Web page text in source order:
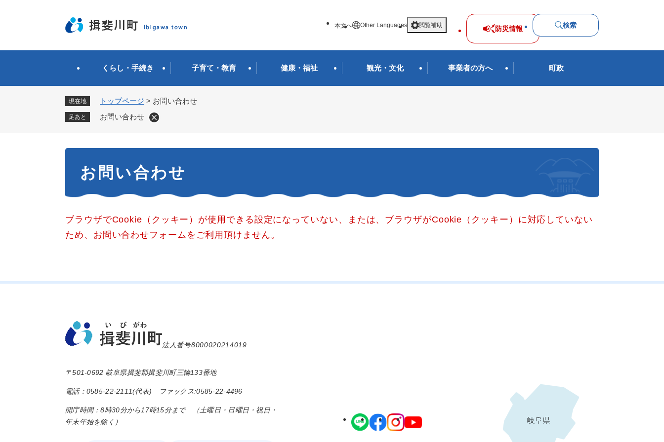
先
す
本文へ Other Languages 閲覧補助 防災情報 検索
くらし・手続き 子育て・教育 健康・福祉 観光・文化 事業者の方へ 町政
現在地 トップページ > お問い合わせ
足あと お問い合わせ
お問い合わせ
ブラウザでCookie（クッキー）が使用できる設定になっていない、または、ブラウザがCookie（クッキー）に対応していない
ため、お問い合わせフォームをご利用頂けません。
法人番号8000020214019
〒501-0692 岐阜県揖斐郡揖斐川町三輪133番地
電話：0585-22-2111(代表) ファックス:0585-22-4496
開庁時間：8時30分から17時15分まで （土曜日・日曜日・祝日・
年末年始を除く）